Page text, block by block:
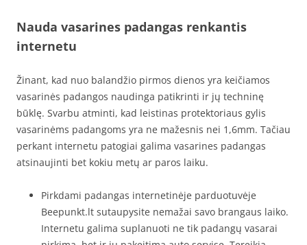
Nauda vasarines padangas renkantis
internetu
Žinant, kad nuo balandžio pirmos dienos yra keičiamos
vasarinės padangos naudinga patikrinti ir jų techninę
būklę. Svarbu atminti, kad leistinas protektoriaus gylis
vasarinėms padangoms yra ne mažesnis nei 1,6mm. Tačiau
perkant internetu patogiai galima vasarines padangas
atsinaujinti bet kokiu metų ar paros laiku.
Pirkdami padangas internetinėje parduotuvėje
Beepunkt.lt sutaupysite nemažai savo brangaus laiko.
Internetu galima suplanuoti ne tik padangų vasarai